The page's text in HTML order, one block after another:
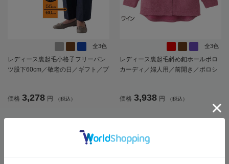
全3色
レディース裏起毛小格子フリーパン
ツ股下60cm／敬老の日／ギフト／プ
価格 3,278 円 （税込）
全3色
レディース裏起毛斜め釦ホールポロ
カーディ／婦人用／前開き／ポロシ
価格 3,938 円 （税込）